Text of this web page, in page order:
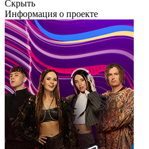
Скрыть
Информация о проекте